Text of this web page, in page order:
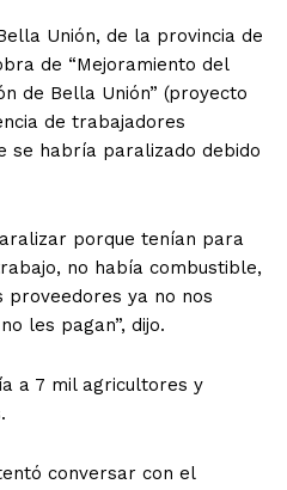
Unión, de la provincia de
de “Mejoramiento del
de Bella Unión” (proyecto
de trabajadores
se habría paralizado debido
porque tenían para
no había combustible,
proveedores ya no nos
les pagan”, dijo.
a 7 mil agricultores y
conversar con el